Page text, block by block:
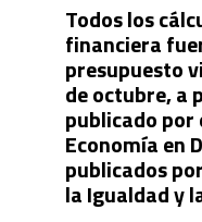
Todos los
financiera
presupuesto
de octubre, a
publicado
Economía en
publicados
la Igualdad y